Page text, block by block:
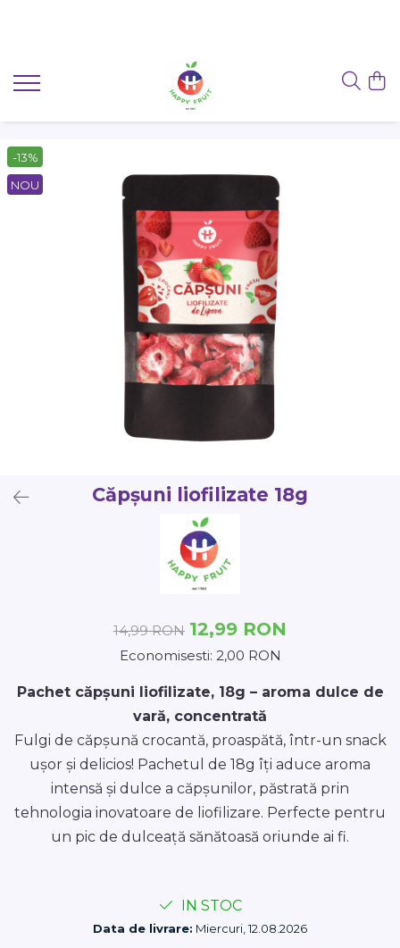
-13%
NOU
Căpșuni liofilizate 18g
14,99 RON 12,99 RON
Economisesti: 2,00 RON
Pachet căpșuni liofilizate, 18g – aroma dulce de
vară, concentrată
Fulgi de căpșună crocantă, proaspătă, într-un snack
ușor și delicios! Pachetul de 18g îți aduce aroma
intensă și dulce a căpșunilor, păstrată prin
tehnologia inovatoare de liofilizare. Perfecte pentru
un pic de dulceață sănătoasă oriunde ai fi.
IN STOC
Data de livrare: Miercuri, 12.08.2026